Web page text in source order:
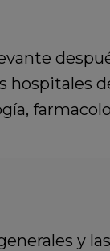
y